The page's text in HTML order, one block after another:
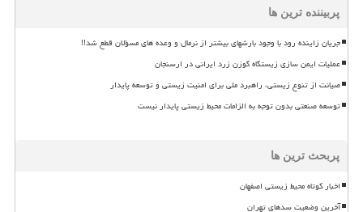
پربیننده ترین ها
جریان زاینده رود با وجود بارشهای بیشتر از نرمال و وعده های مسؤلان قطع شد!!
عملیات ایمن سازی زیستگاه گوزن زرد ایرانی در ارسنجان
صیانت از تنوع زیستی، راهبرد ملی برای امنیت زیستی و توسعه پایدار
توسعه صنعتی بدون توجه به الزامات محیط زیستی پایدار نیست
پربحث ترین ها
اخبار کوتاه محیط زیستی اصفهان
آخرین وضعیت سدهای تهران